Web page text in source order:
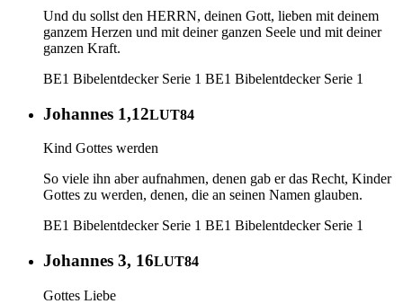
Und du sollst den HERRN, deinen Gott, lieben mit deinem
ganzem Herzen und mit deiner ganzen Seele und mit deiner
ganzen Kraft.
BE1 Bibelentdecker Serie 1 BE1 Bibelentdecker Serie 1
Johannes 1,12LUT84
Kind Gottes werden
So viele ihn aber aufnahmen, denen gab er das Recht, Kinder
Gottes zu werden, denen, die an seinen Namen glauben.
BE1 Bibelentdecker Serie 1 BE1 Bibelentdecker Serie 1
Johannes 3, 16LUT84
Gottes Liebe